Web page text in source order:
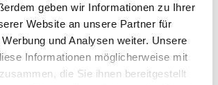
geben wir Informationen zu Ihrer
Website an unsere Partner für
und Analysen weiter. Unsere
Informationen möglicherweise mit
die Sie ihnen bereitgestellt